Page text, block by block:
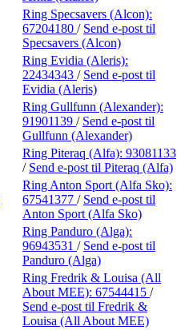
Ring Specsavers (Alcon):
67204180 / Send e-post til
Specsavers (Alcon)
Ring Evidia (Aleris):
22434343 / Send e-post til
Evidia (Aleris)
Ring Gullfunn (Alexander):
91901139 / Send e-post til
Gullfunn (Alexander)
Ring Piteraq (Alfa): 93081133
/ Send e-post til Piteraq (Alfa)
Ring Anton Sport (Alfa Sko):
67541377 / Send e-post til
Anton Sport (Alfa Sko)
Ring Panduro (Alga):
96943531 / Send e-post til
Panduro (Alga)
Ring Fredrik & Louisa (All
About MEE): 67544415 /
Send e-post til Fredrik &
Louisa (All About MEE)